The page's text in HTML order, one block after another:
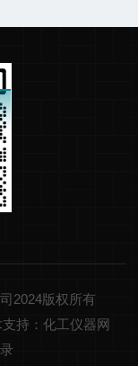
2024版权所有
持：化工仪器网